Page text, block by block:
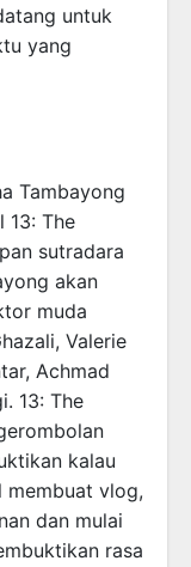
untuk
yang
Tambayong
13: The
sutradara
akan
muda
Valerie
Achmad
13: The
kalau
membuat vlog,
dan mulai
rasa